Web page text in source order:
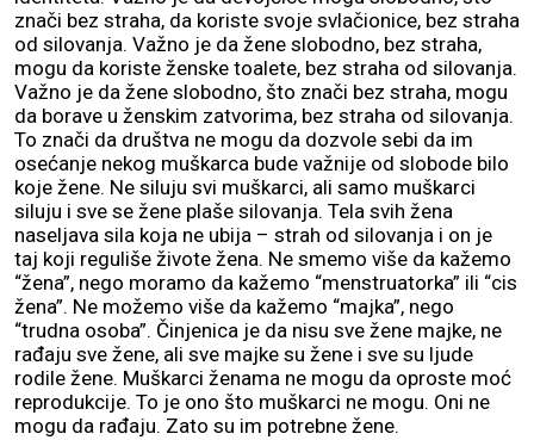
znači bez straha, da koriste svoje svlačionice, bez straha
od silovanja. Važno je da žene slobodno, bez straha,
mogu da koriste ženske toalete, bez straha od silovanja.
Važno je da žene slobodno, što znači bez straha, mogu
da borave u ženskim zatvorima, bez straha od silovanja.
To znači da društva ne mogu da dozvole sebi da im
osećanje nekog muškarca bude važnije od slobode bilo
koje žene. Ne siluju svi muškarci, ali samo muškarci
siluju i sve se žene plaše silovanja. Tela svih žena
naseljava sila koja ne ubija – strah od silovanja i on je
taj koji reguliše živote žena. Ne smemo više da kažemo
“žena”, nego moramo da kažemo “menstruatorka” ili “cis
žena”. Ne možemo više da kažemo “majka”, nego
“trudna osoba”. Činjenica je da nisu sve žene majke, ne
rađaju sve žene, ali sve majke su žene i sve su ljude
rodile žene. Muškarci ženama ne mogu da oproste moć
reprodukcije. To je ono što muškarci ne mogu. Oni ne
mogu da rađaju. Zato su im potrebne žene.